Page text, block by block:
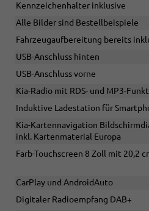
Kennzeichenhalter inklusive
Alle Bilder sind Bestellbeispiele
Fahrzeugaufbereitung bereits
USB-Anschluss hinten
USB-Anschluss vorne
Kia-Radio mit RDS- und MP3-
Induktive Ladestation für
Kia-Kartennavigation
inkl. Kartenmaterial Europa
Farb-Touchscreen 8 Zoll mit 20,2
CarPlay und AndroidAuto
Digitaler Radioempfang DAB+